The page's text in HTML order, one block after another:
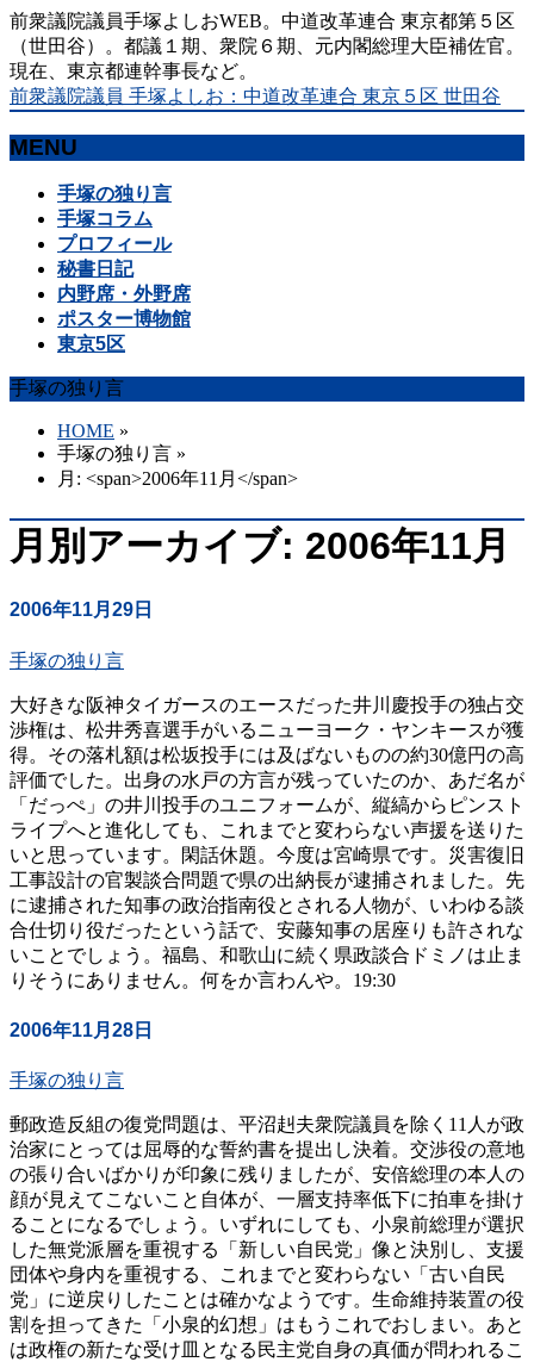
前衆議院議員手塚よしおWEB。中道改革連合 東京都第５区
（世田谷）。都議１期、衆院６期、元内閣総理大臣補佐官。
現在、東京都連幹事長など。
前衆議院議員 手塚よしお：中道改革連合 東京５区 世田谷
MENU
手塚の独り言
手塚コラム
プロフィール
秘書日記
内野席・外野席
ポスター博物館
東京5区
手塚の独り言
HOME »
手塚の独り言 »
月: <span>2006年11月</span>
月別アーカイブ: 2006年11月
2006年11月29日
手塚の独り言
大好きな阪神タイガースのエースだった井川慶投手の独占交
渉権は、松井秀喜選手がいるニューヨーク・ヤンキースが獲
得。その落札額は松坂投手には及ばないものの約30億円の高
評価でした。出身の水戸の方言が残っていたのか、あだ名が
「だっぺ」の井川投手のユニフォームが、縦縞からピンスト
ライプへと進化しても、これまでと変わらない声援を送りた
いと思っています。閑話休題。今度は宮崎県です。災害復旧
工事設計の官製談合問題で県の出納長が逮捕されました。先
に逮捕された知事の政治指南役とされる人物が、いわゆる談
合仕切り役だったという話で、安藤知事の居座りも許されな
いことでしょう。福島、和歌山に続く県政談合ドミノは止ま
りそうにありません。何をか言わんや。19:30
2006年11月28日
手塚の独り言
郵政造反組の復党問題は、平沼赳夫衆院議員を除く11人が政
治家にとっては屈辱的な誓約書を提出し決着。交渉役の意地
の張り合いばかりが印象に残りましたが、安倍総理の本人の
顔が見えてこないこと自体が、一層支持率低下に拍車を掛け
ることになるでしょう。いずれにしても、小泉前総理が選択
した無党派層を重視する「新しい自民党」像と決別し、支援
団体や身内を重視する、これまでと変わらない「古い自民
党」に逆戻りしたことは確かなようです。生命維持装置の役
割を担ってきた「小泉的幻想」はもうこれでおしまい。あと
は政権の新たな受け皿となる民主党自身の真価が問われるこ